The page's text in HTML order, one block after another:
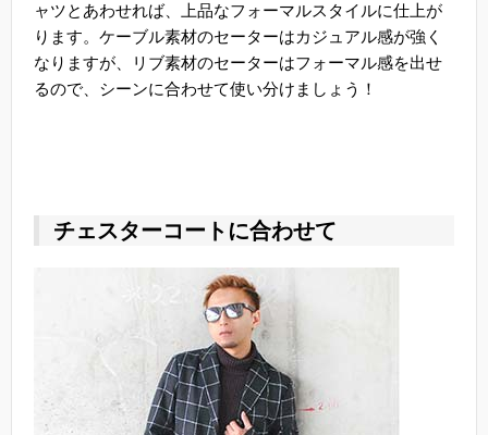
ャツとあわせれば、上品なフォーマルスタイルに仕上が
ります。ケーブル素材のセーターはカジュアル感が強く
なりますが、リブ素材のセーターはフォーマル感を出せ
るので、シーンに合わせて使い分けましょう！
チェスターコートに合わせて